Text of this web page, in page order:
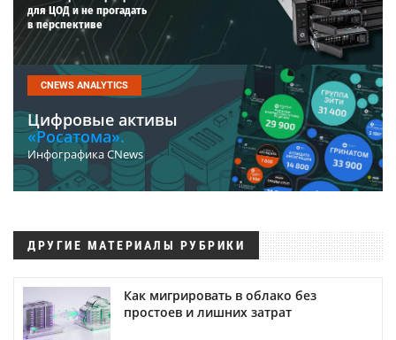
для ЦОД и не прогадать
в перспективе
CNEWS ANALYTICS
Цифровые активы
«Росатома».
Инфографика CNews
ДРУГИЕ МАТЕРИАЛЫ РУБРИКИ
Как мигрировать в облако без
простоев и лишних затрат